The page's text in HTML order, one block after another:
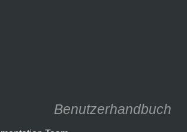
Benutzerhandbuch